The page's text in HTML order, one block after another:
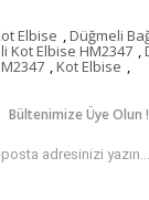
Elbise ,Düğmeli
Kot Elbise HM2347 ,
,Kot Elbise ,
Bültenimize Üye Olun